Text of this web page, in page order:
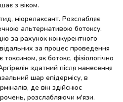
з віком.
міорелаксант. Розслабляє
альтернативою ботоксу.
за рахунок конкурентного
за процес проведення
як ботокс, фізіологічно
здатний після нанесення
шар епідермісу, в
де він здійснює
розслабляючи м'язи.